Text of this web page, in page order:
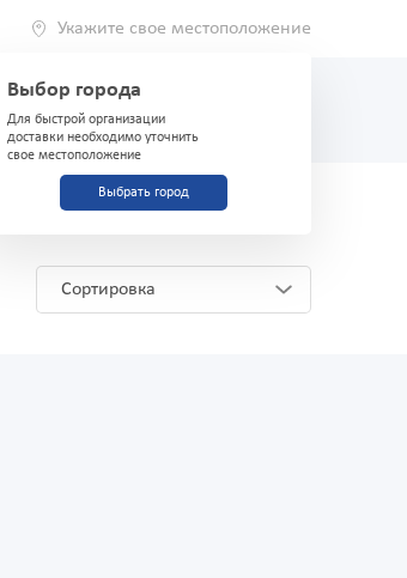
Укажите свое местоположение
Выбор города
Для быстрой организации
доставки необходимо уточнить
свое местоположение
Выбрать город
200-03-03
Сортировка